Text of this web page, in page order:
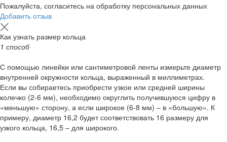
Пожалуйста, согласитесь на обработку персональных данных
Добавить отзыв
Как узнать размер кольца
1 способ
С помощью линейки или сантиметровой ленты измерьте диаметр
внутренней окружности кольца, выраженный в миллиметрах.
Если вы собираетесь приобрести узкое или средней ширины
колечко (2-6 мм), необходимо округлить получившуюся цифру в
«меньшую» сторону, а если широкое (6-8 мм) – в «большую». К
примеру, диаметр 16,2 будет соответствовать 16 размеру для
узкого кольца, 16,5 – для широкого.